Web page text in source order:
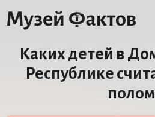
Каких детей в
Республике